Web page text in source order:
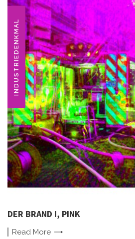
INDUSTRIEDENKMAL
DER BRAND I, PINK
Read More